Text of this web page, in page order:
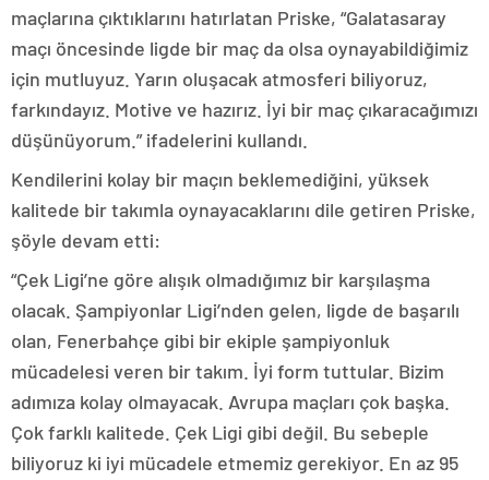
maçlarına çıktıklarını hatırlatan Priske, “Galatasaray
maçı öncesinde ligde bir maç da olsa oynayabildiğimiz
için mutluyuz. Yarın oluşacak atmosferi biliyoruz,
farkındayız. Motive ve hazırız. İyi bir maç çıkaracağımızı
düşünüyorum.” ifadelerini kullandı.
Kendilerini kolay bir maçın beklemediğini, yüksek
kalitede bir takımla oynayacaklarını dile getiren Priske,
şöyle devam etti:
“Çek Ligi’ne göre alışık olmadığımız bir karşılaşma
olacak. Şampiyonlar Ligi’nden gelen, ligde de başarılı
olan, Fenerbahçe gibi bir ekiple şampiyonluk
mücadelesi veren bir takım. İyi form tuttular. Bizim
adımıza kolay olmayacak. Avrupa maçları çok başka.
Çok farklı kalitede. Çek Ligi gibi değil. Bu sebeple
biliyoruz ki iyi mücadele etmemiz gerekiyor. En az 95